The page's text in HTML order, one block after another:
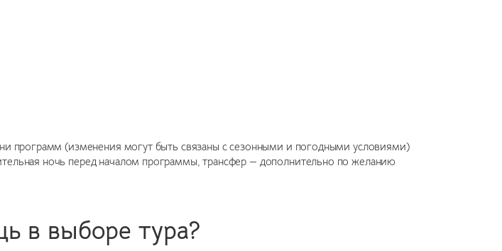
программ (изменения могут быть связаны с сезонными и погодными условиями)
ночь перед началом программы, трансфер — дополнительно по желанию
в выборе тура?